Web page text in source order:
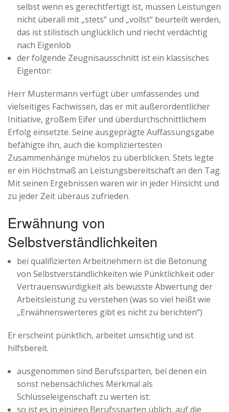
selbst wenn es gerechtfertigt ist, müssen Leistungen
nicht überall mit „stets“ und „vollst“ beurteilt werden,
das ist stilistisch unglücklich und riecht verdächtig
nach Eigenlob
der folgende Zeugnisausschnitt ist ein klassisches
Eigentor:
Herr Mustermann verfügt über umfassendes und
vielseitiges Fachwissen, das er mit außerordentlicher
Initiative, großem Eifer und überdurchschnittlichem
Erfolg einsetzte. Seine ausgeprägte Auffassungsgabe
befähigte ihn, auch die kompliziertesten
Zusammenhänge mühelos zu überblicken. Stets legte
er ein Höchstmaß an Leistungsbereitschaft an den Tag.
Mit seinen Ergebnissen waren wir in jeder Hinsicht und
zu jeder Zeit überaus zufrieden.
Erwähnung von
Selbstverständlichkeiten
bei qualifizierten Arbeitnehmern ist die Betonung
von Selbstverständlichkeiten wie Pünktlichkeit oder
Vertrauenswürdigkeit als bewusste Abwertung der
Arbeitsleistung zu verstehen (was so viel heißt wie
„Erwähnenswerteres gibt es nicht zu berichten“)
Er erscheint pünktlich, arbeitet umsichtig und ist
hilfsbereit.
ausgenommen sind Berufssparten, bei denen ein
sonst nebensächliches Merkmal als
Schlüsseleigenschaft zu werten ist:
so ist es in einigen Berufssparten üblich, auf die